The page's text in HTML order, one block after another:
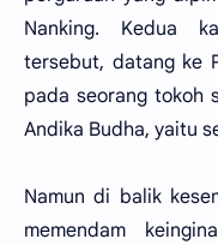
Nanking. Kedua
tersebut, datang ke
pada seorang tokoh
Andika Budha, yaitu
Namun di balik
memendam